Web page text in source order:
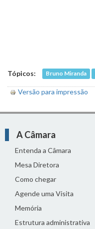
Tópicos: Bruno Miranda
Versão para impressão
A Câmara
Entenda a Câmara
Mesa Diretora
Como chegar
Agende uma Visita
Memória
Estrutura administrativa